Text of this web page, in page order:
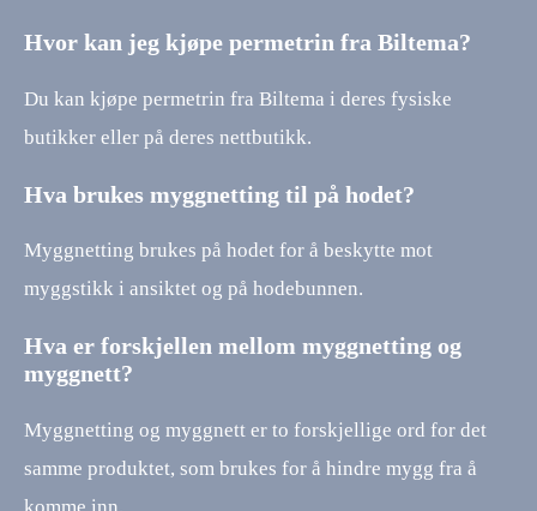
Hvor kan jeg kjøpe permetrin fra Biltema?
Du kan kjøpe permetrin fra Biltema i deres fysiske
butikker eller på deres nettbutikk.
Hva brukes myggnetting til på hodet?
Myggnetting brukes på hodet for å beskytte mot
myggstikk i ansiktet og på hodebunnen.
Hva er forskjellen mellom myggnetting og
myggnett?
Myggnetting og myggnett er to forskjellige ord for det
samme produktet, som brukes for å hindre mygg fra å